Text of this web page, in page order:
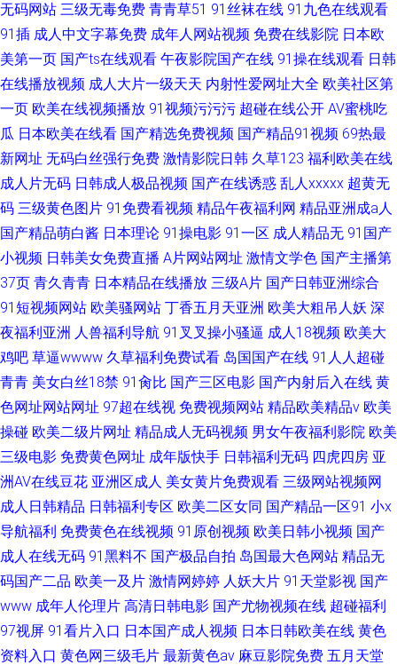
无码网站 三级无毒免费 青青草51 91丝袜在线 91九色在线观看
91插 成人中文字幕免费 成年人网站视频 免费在线影院 日本欧
美第一页 国产ts在线观看 午夜影院国产在线 91操在线观看 日韩
在线播放视频 成人大片一级天天 内射性爱网址大全 欧美社区第
一页 欧美在线视频播放 91视频污污污 超碰在线公开 AV蜜桃吃
瓜 日本欧美在线看 国产精选免费视频 国产精品91视频 69热最
新网址 无码白丝强行免费 激情影院日韩 久草123 福利欧美在线
成人片无码 日韩成人极品视频 国产在线诱惑 乱人xxxxx 超黄无
码 三级黄色图片 91免费看视频 精品午夜福利网 精品亚洲成a人
国产精品萌白酱 日本理论 91操电影 91一区 成人精品无 91国产
小视频 日韩美女免费直播 A片网站网址 激情文学色 国产主播第
37页 青久青青 日本精品在线播放 三级A片 国产日韩亚洲综合
91短视频网站 欧美骚网站 丁香五月天亚洲 欧美大粗吊人妖 深
夜福利亚洲 人兽福利导航 91叉叉操小骚逼 成人18视频 欧美大
鸡吧 草逼wwww 久草福利免费试看 岛国国产在线 91人人超碰
青青 美女白丝18禁 91肏比 国产三区电影 国产内射后入在线 黄
色网址网站网址 97超在线视 免费视频网站 精品欧美精品v 欧美
操碰 欧美二级片网址 精品成人无码视频 男女午夜福利影院 欧美
三级电影 免费黄色网址 成年版快手 日韩福利无码 四虎四房 亚
洲AV在线豆花 亚洲区成人 美女黄片免费观看 三级网站视频网
成人日韩精品 日韩福利专区 欧美二区女同 国产精品一区91 小x
导航福利 免费黄色在线视频 91原创视频 欧美日韩小视频 国产
成人在线无码 91黑料不 国产极品自拍 岛国最大色网站 精品无
码国产二品 欧美一及片 激情网婷婷 人妖大片 91天堂影视 国产
www 成年人伦理片 高清日韩电影 国产尤物视频在线 超碰福利
97视屏 91看片入口 日本国产成人视频 日本日韩欧美在线 黄色
资料入口 黄色网三级毛片 最新黄色av 麻豆影院免费 五月天堂